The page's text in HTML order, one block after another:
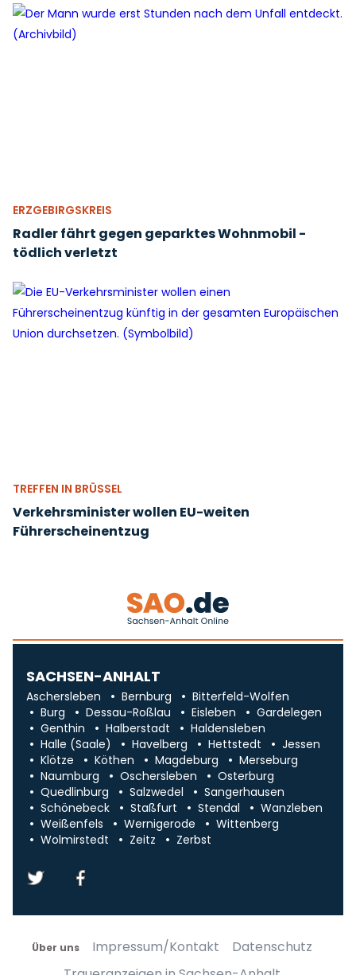
ERZGEBIRGSKREIS
Radler fährt gegen geparktes Wohnmobil -
tödlich verletzt
TREFFEN IN BRÜSSEL
Verkehrsminister wollen EU-weiten
Führerscheinentzug
SACHSEN-ANHALT
Aschersleben Bernburg
Bitterfeld-Wolfen
Burg
Dessau-Roßlau Eisleben
Gardelegen
Genthin
Halberstadt
Haldensleben
Halle (Saale)
Havelberg Hettstedt
Jessen
Klötze
Köthen Magdeburg
Merseburg
Naumburg
Oschersleben
Osterburg
Quedlinburg
Salzwedel
Sangerhausen
Schönebeck
Staßfurt Stendal
Wanzleben
Weißenfels
Wernigerode
Wittenberg
Wolmirstedt
Zeitz Zerbst
Über uns Impressum/Kontakt
Datenschutz